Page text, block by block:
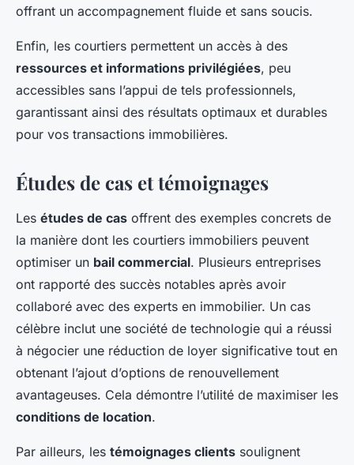
offrant un accompagnement fluide et sans soucis.
Enfin, les courtiers permettent un accès à des
ressources et informations privilégiées, peu
accessibles sans l’appui de tels professionnels,
garantissant ainsi des résultats optimaux et durables
pour vos transactions immobilières.
Études de cas et témoignages
Les études de cas offrent des exemples concrets de
la manière dont les courtiers immobiliers peuvent
optimiser un bail commercial. Plusieurs entreprises
ont rapporté des succès notables après avoir
collaboré avec des experts en immobilier. Un cas
célèbre inclut une société de technologie qui a réussi
à négocier une réduction de loyer significative tout en
obtenant l’ajout d’options de renouvellement
avantageuses. Cela démontre l’utilité de maximiser les
conditions de location.
Par ailleurs, les témoignages clients soulignent